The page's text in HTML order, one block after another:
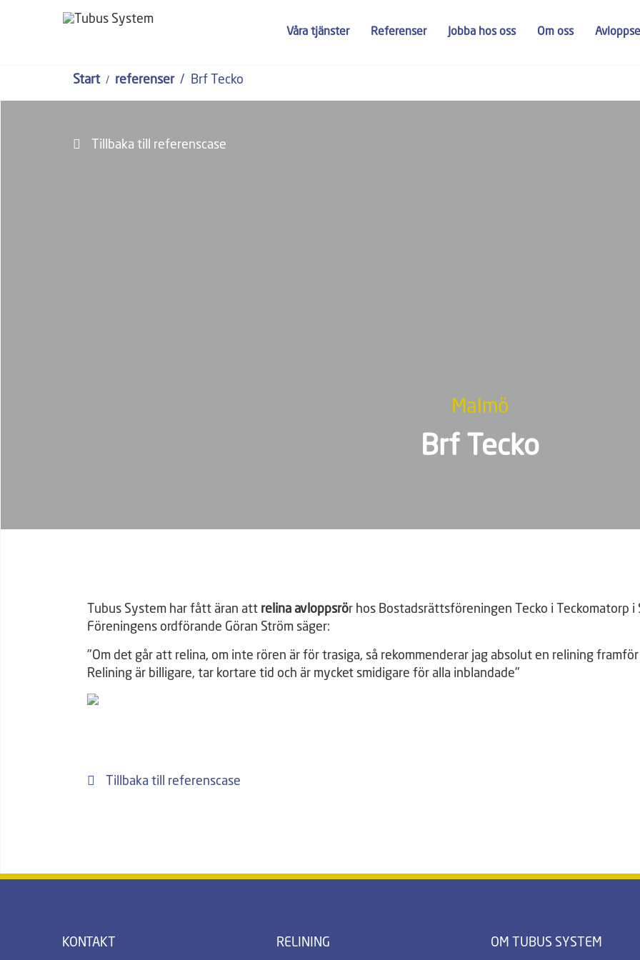
Våra tjänster Referenser Jobba hos oss Om oss
Start referenser Brf Tecko
Tillbaka till referenscase
Malmö
Brf Tecko
Tubus System har fått äran att relina avloppsrör hos Bostadsrättsföreningen Tecko i Teckomatorp i
Föreningens ordförande Göran Ström säger:
"Om det går att relina, om inte rören är för trasiga, så rekommenderar jag absolut en relining
Relining är billigare, tar kortare tid och är mycket smidigare för alla inblandade"
Tillbaka till referenscase
KONTAKT RELINING OM TUBUS SYSTEM